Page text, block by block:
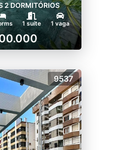
2 DORMITÓRIOS
1 suíte 1 vaga
9537